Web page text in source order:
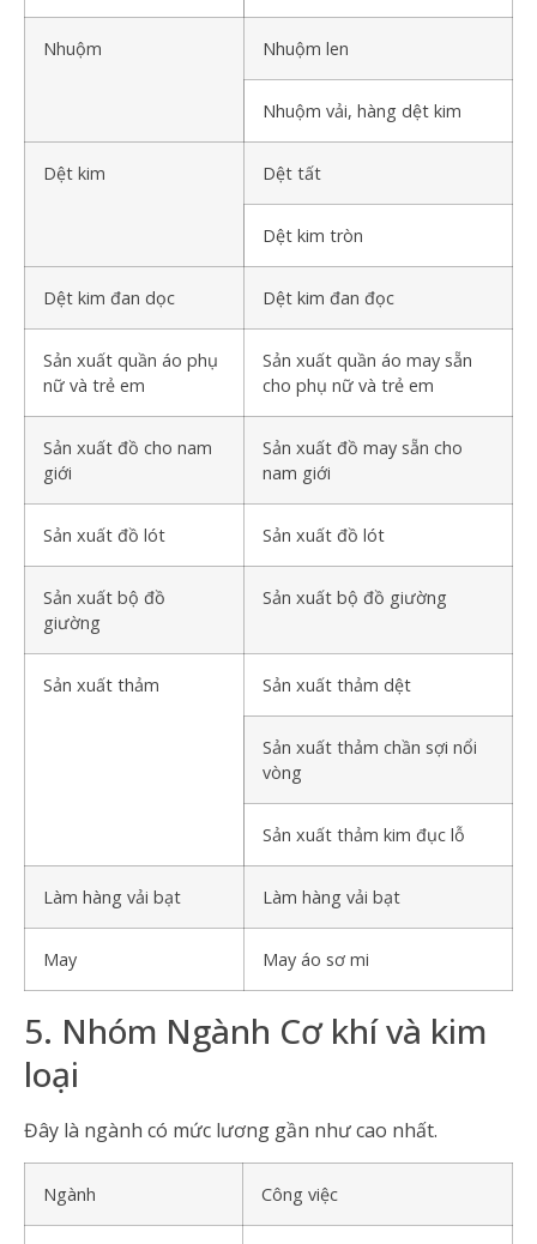
Nhuộm Nhuộm len
Nhuộm vải, hàng dệt kim
Dệt kim Dệt tất
Dệt kim tròn
Dệt kim đan dọc Dệt kim đan đọc
Sản xuất quần áo phụ
nữ và trẻ em
Sản xuất quần áo may sẵn
cho phụ nữ và trẻ em
Sản xuất đồ cho nam
giới
Sản xuất đồ may sẵn cho
nam giới
Sản xuất đồ lót Sản xuất đồ lót
Sản xuất bộ đồ
giường
Sản xuất bộ đồ giường
Sản xuất thảm Sản xuất thảm dệt
Sản xuất thảm chần sợi nổi
vòng
Sản xuất thảm kim đục lỗ
Làm hàng vải bạt Làm hàng vải bạt
May May áo sơ mi
5. Nhóm Ngành Cơ khí và kim
loại
Đây là ngành có mức lương gần như cao nhất.
Ngành Công việc